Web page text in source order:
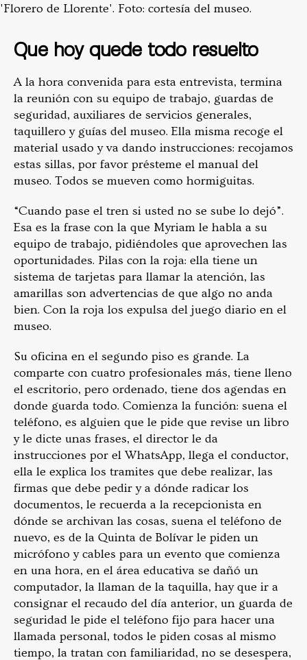
'Florero de Llorente'. Foto: cortesía del museo.
Que hoy quede todo resuelto
A la hora convenida para esta entrevista, termina
la reunión con su equipo de trabajo, guardas de
seguridad, auxiliares de servicios generales,
taquillero y guías del museo. Ella misma recoge el
material usado y va dando instrucciones: recojamos
estas sillas, por favor présteme el manual del
museo. Todos se mueven como hormiguitas.
“Cuando pase el tren si usted no se sube lo dejó”.
Esa es la frase con la que Myriam le habla a su
equipo de trabajo, pidiéndoles que aprovechen las
oportunidades. Pilas con la roja: ella tiene un
sistema de tarjetas para llamar la atención, las
amarillas son advertencias de que algo no anda
bien. Con la roja los expulsa del juego diario en el
museo.
Su oficina en el segundo piso es grande. La
comparte con cuatro profesionales más, tiene lleno
el escritorio, pero ordenado, tiene dos agendas en
donde guarda todo. Comienza la función: suena el
teléfono, es alguien que le pide que revise un libro
y le dicte unas frases, el director le da
instrucciones por el WhatsApp, llega el conductor,
ella le explica los tramites que debe realizar, las
firmas que debe pedir y a dónde radicar los
documentos, le recuerda a la recepcionista en
dónde se archivan las cosas, suena el teléfono de
nuevo, es de la Quinta de Bolívar le piden un
micrófono y cables para un evento que comienza
en una hora, en el área educativa se dañó un
computador, la llaman de la taquilla, hay que ir a
consignar el recaudo del día anterior, un guarda de
seguridad le pide el teléfono fijo para hacer una
llamada personal, todos le piden cosas al mismo
tiempo, la tratan con familiaridad, no se desespera,